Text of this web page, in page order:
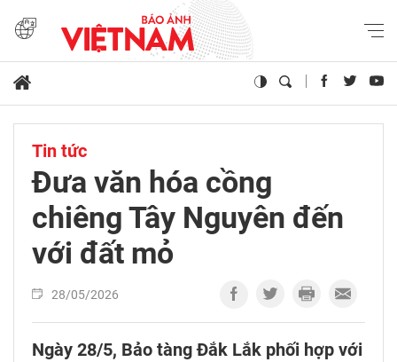
Tin tức
Đưa văn hóa cồng
chiêng Tây Nguyên đến
với đất mỏ
28/05/2026
Ngày 28/5, Bảo tàng Đắk Lắk phối hợp với